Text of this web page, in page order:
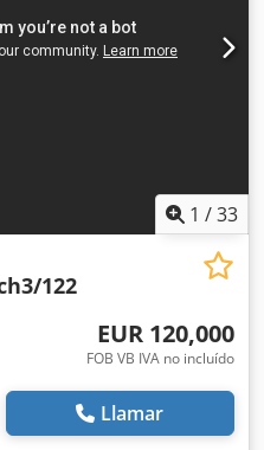
1 /33
122
EUR 120,000
FOB VB IVA no incluído
Llamar